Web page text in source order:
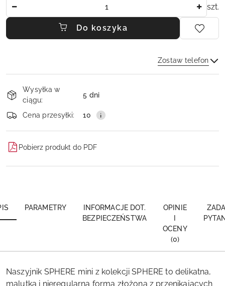
szt.
Do koszyka
Zostaw telefon
i
dostawa
Wysyłka w
ciągu:
5 dni
Cena przesyłki: 10
Pobierz produkt do PDF
PARAMETRY
INFORMACJE DOT.
BEZPIECZEŃSTWA
OPINIE
OCENY
(0)
Naszyjnik SPHERE mini z kolekcji SPHERE to delikatna,
malutka i nieregularna forma złożona z przenikających